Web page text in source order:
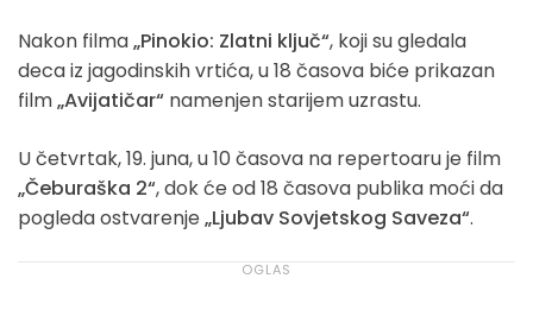
Nakon filma„Pinokio: Zlatni ključ“, koji su gledala
deca iz jagodinskih vrtića, u 18 časova biće prikazan
film„Avijatičar“ namenjen starijem uzrastu.
U četvrtak, 19. juna, u 10 časova na repertoaru je film
„Čeburaška 2“, dok će od 18 časova publika moći da
pogleda ostvarenje „Ljubav Sovjetskog Saveza“.